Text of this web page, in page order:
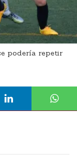
podería repetir